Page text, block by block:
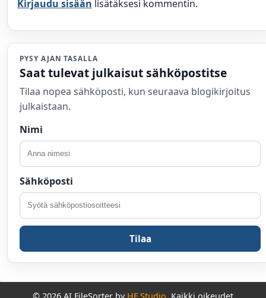
Kirjaudu sisään lisätäksesi kommentin.
PYSY AJAN TASALLA
Saat tulevat julkaisut sähköpostitse
Tilaa nopea sähköposti, kun seuraava blogikirjoitus
julkaistaan.
Nimi
Sähköposti
Tilaa